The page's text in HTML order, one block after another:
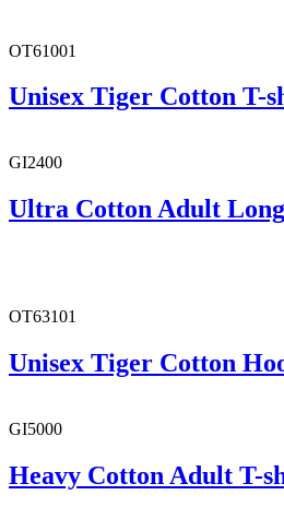
OT61001
Unisex Tiger Cotton T-
GI2400
Ultra Cotton Adult
OT63101
Unisex Tiger Cotton
GI5000
Heavy Cotton Adult T-